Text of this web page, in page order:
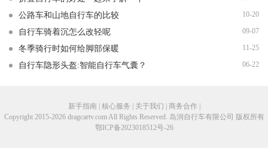
公路车和山地自行车的比较 10-20
自行车骑着沉怎么改轻呢 09-07
冬季骑行时如何给脚部保暖 11-25
自行车隐形头盔:智能自行车气囊？ 06-22
新手指南 | 核心服务 | 关于我们 | 商务合作 |
Copyright 2015-2026 dragcartv.com All Rights Reserved. 岛润自行车有限公司 版权所有
鄂ICP备2023018512号-26